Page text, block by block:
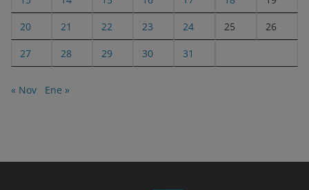
20 21 22 23 24 25 26
27 28 29 30 31
« Nov Ene »